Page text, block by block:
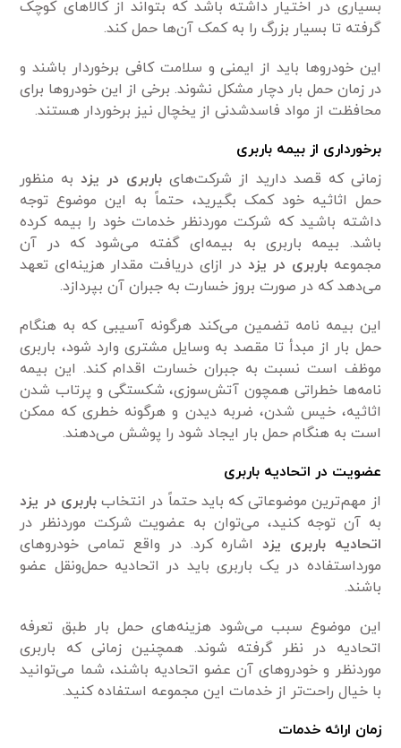
بسیاری در اختیار داشته باشد که بتواند از کالا‌های کوچک
گرفته تا بسیار بزرگ را به کمک آن‌ها حمل کند.
این خودرو‌ها باید از ایمنی و سلامت کافی برخوردار باشند و
در زمان حمل بار دچار مشکل نشوند. برخی از این خودرو‌ها برای
محافظت از مواد فاسدشدنی از یخچال نیز برخوردار هستند.
برخورداری از بیمه باربری
زمانی که قصد دارید از شرکت‌های باربری در یزد به منظور
حمل اثاثیه خود کمک بگیرید، حتماً به این موضوع توجه
داشته باشید که شرکت موردنظر خدمات خود را بیمه کرده
باشد. بیمه باربری به بیمه‌ای گفته می‌شود که در آن
مجموعهباربری در یزد در ازای دریافت مقدار هزینه‌ای تعهد
می‌دهد که در صورت بروز خسارت به جبران آن بپردازد.
این بیمه نامه تضمین می‌کند هرگونه آسیبی که به هنگام
حمل بار از مبدأ تا مقصد به وسایل مشتری وارد شود، باربری
موظف است نسبت به جبران خسارت اقدام کند. این بیمه
نامه‌ها خطراتی همچون آتش‌سوزی، شکستگی و پرتاب شدن
اثاثیه، خیس شدن، ضربه دیدن و هرگونه خطری که ممکن
است به هنگام حمل بار ایجاد شود را پوشش می‌دهند.
عضویت در اتحادیه باربری
از مهم‌ترین موضوعاتی که باید حتماً در انتخابباربری در یزد
به آن توجه کنید، می‌توان به عضویت شرکت موردنظر در
اتحادیه باربری یزد اشاره کرد. در واقع تمامی‌ خودرو‌های
مورداستفاده در یک باربری باید در اتحادیه حمل‌ونقل عضو
باشند.
این موضوع سبب می‌شود هزینه‌های حمل بار طبق تعرفه
اتحادیه در نظر گرفته شوند. همچنین زمانی که باربری
موردنظر و خودرو‌های آن عضو اتحادیه باشند، شما می‌توانید
با خیال راحت‌تر از خدمات این مجموعه استفاده کنید.
زمان ارائه خدمات